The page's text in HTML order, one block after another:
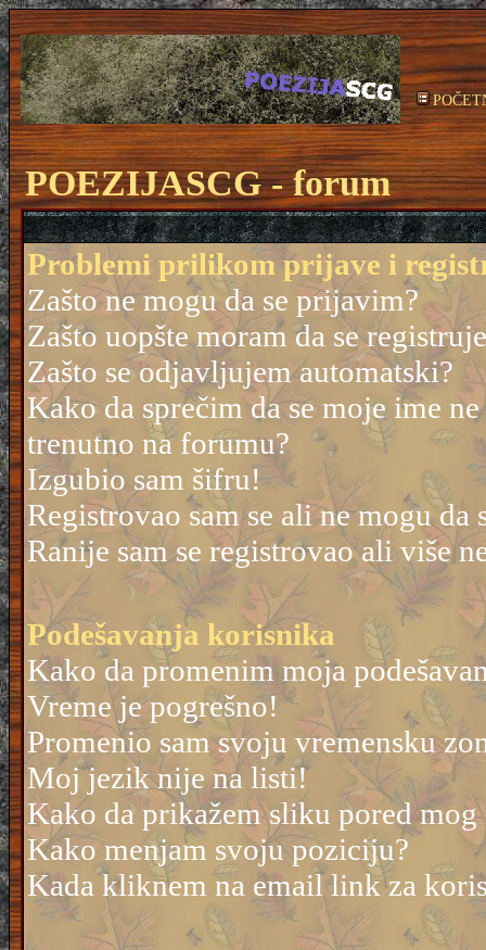
POEZIJASCG - forum
Problemi prilikom prijave i
Zašto ne mogu da se prijavim?
Zašto uopšte moram da se
Zašto se odjavljujem automatski?
Kako da sprečim da se moje ime
trenutno na forumu?
Izgubio sam šifru!
Registrovao sam se ali ne mogu
Ranije sam se registrovao ali više
Podešavanja korisnika
Kako da promenim moja
Vreme je pogrešno!
Promenio sam svoju vremensku
Moj jezik nije na listi!
Kako da prikažem sliku pored
Kako menjam svoju poziciju?
Kada kliknem na email link za